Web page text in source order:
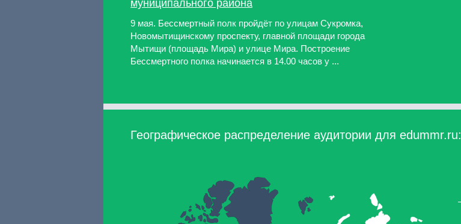
муниципального района
9 мая. Бессмертный полк пройдёт по улицам Сукромка,
Новомытищинскому проспекту, главной площади города
Мытищи (площадь Мира) и улице Мира. Построение
Бессмертного полка начинается в 14.00 часов у ...
Географическое распределение аудитории для edummr.ru: